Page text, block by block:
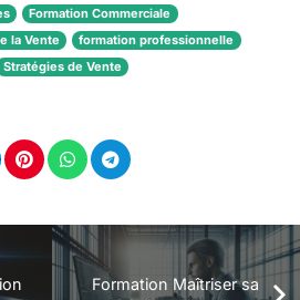
Formation Commerciale
la Vente
formation professionnelle
Stratégies de Vente
Formation Maîtriser sa